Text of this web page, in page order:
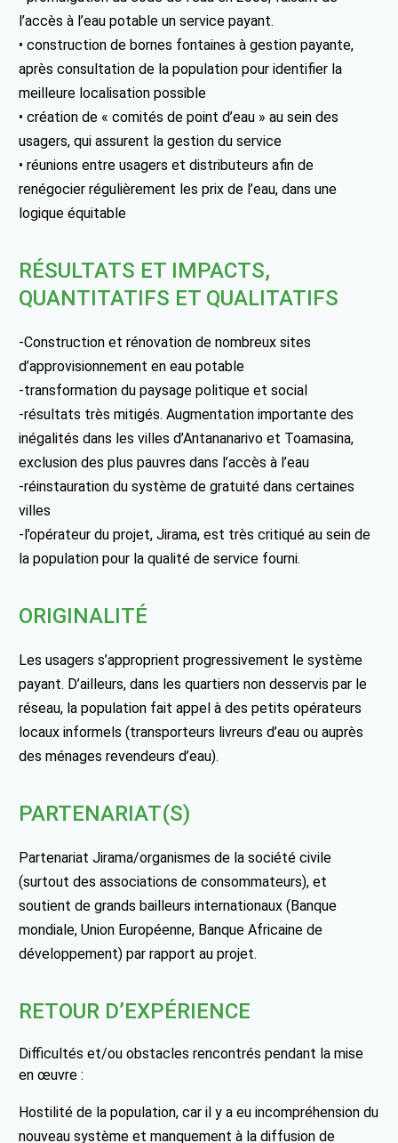
l’accès à l’eau potable un service payant.
• construction de bornes fontaines à gestion payante,
après consultation de la population pour identifier la
meilleure localisation possible
• création de « comités de point d’eau » au sein des
usagers, qui assurent la gestion du service
• réunions entre usagers et distributeurs afin de
renégocier régulièrement les prix de l’eau, dans une
logique équitable
RÉSULTATS ET IMPACTS,
QUANTITATIFS ET QUALITATIFS
-Construction et rénovation de nombreux sites
d’approvisionnement en eau potable
-transformation du paysage politique et social
-résultats très mitigés. Augmentation importante des
inégalités dans les villes d’Antananarivo et Toamasina,
exclusion des plus pauvres dans l’accès à l’eau
-réinstauration du système de gratuité dans certaines
villes
-l’opérateur du projet, Jirama, est très critiqué au sein de
la population pour la qualité de service fourni.
ORIGINALITÉ
Les usagers s’approprient progressivement le système
payant. D’ailleurs, dans les quartiers non desservis par le
réseau, la population fait appel à des petits opérateurs
locaux informels (transporteurs livreurs d’eau ou auprès
des ménages revendeurs d’eau).
PARTENARIAT(S)
Partenariat Jirama/organismes de la société civile
(surtout des associations de consommateurs), et
soutient de grands bailleurs internationaux (Banque
mondiale, Union Européenne, Banque Africaine de
développement) par rapport au projet.
RETOUR D’EXPÉRIENCE
Difficultés et/ou obstacles rencontrés pendant la mise
en œuvre :
Hostilité de la population, car il y a eu incompréhension du
nouveau système et manquement à la diffusion de